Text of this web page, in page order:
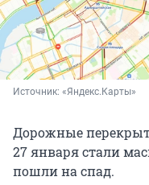
Источник: «Яндекс.Карты»
Дорожные
27 января стали
пошли на спад.